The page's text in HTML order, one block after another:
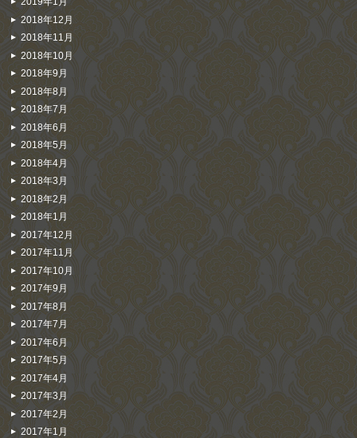
2018年12月
2018年11月
2018年10月
2018年9月
2018年8月
2018年7月
2018年6月
2018年5月
2018年4月
2018年3月
2018年2月
2018年1月
2017年12月
2017年11月
2017年10月
2017年9月
2017年8月
2017年7月
2017年6月
2017年5月
2017年4月
2017年3月
2017年2月
2017年1月